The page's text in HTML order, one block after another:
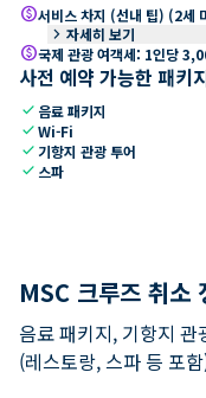
paid서비스 차지 (선내 팁) (2세
keyboard_arrow_right 자세히 보기
paid국제 관광 여객세: 1인당
사전 예약 가능한 패키
check 음료 패키지
checkWi-Fi
check 기항지 관광 투어
check 스파
MSC 크루즈 취소
음료 패키지, 기항지
(레스토랑, 스파 등 포